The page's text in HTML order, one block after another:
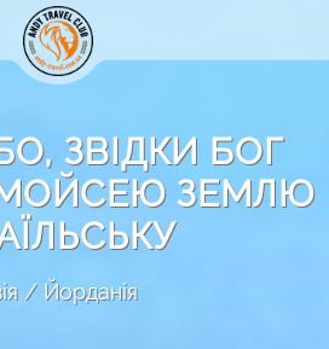
ЗВІДКИ БОГ
ЗЕМЛЮ
Йорданія